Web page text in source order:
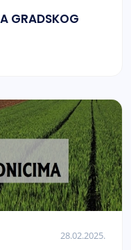
GRADSKOG
28.02.2025.